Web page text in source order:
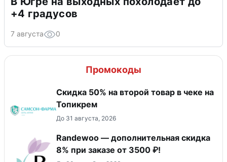
+4 градусов
7 августа 0
Промокоды
Скидка 50% на второй товар в чеке на
Топикрем
До 31 августа, 2026
Randewoo — дополнительная скидка
8% при заказе от 3500 ₽!